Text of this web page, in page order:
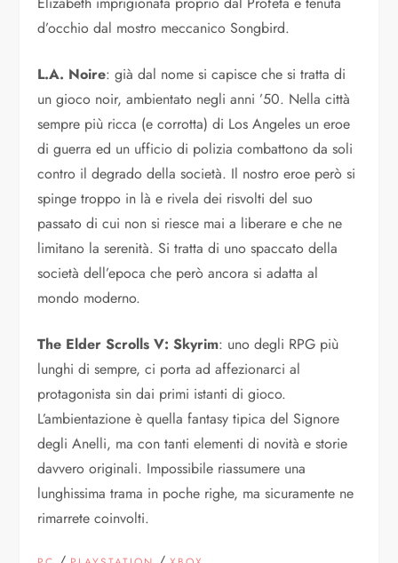
d’occhio dal mostro meccanico Songbird.
L.A. Noire: già dal nome si capisce che si tratta di
un gioco noir, ambientato negli anni ’50. Nella città
sempre più ricca (e corrotta) di Los Angeles un eroe
di guerra ed un ufficio di polizia combattono da soli
contro il degrado della società. Il nostro eroe però si
spinge troppo in là e rivela dei risvolti del suo
passato di cui non si riesce mai a liberare e che ne
limitano la serenità. Si tratta di uno spaccato della
società dell’epoca che però ancora si adatta al
mondo moderno.
The Elder Scrolls V: Skyrim: uno degli RPG più
lunghi di sempre, ci porta ad affezionarci al
protagonista sin dai primi istanti di gioco.
L’ambientazione è quella fantasy tipica del Signore
degli Anelli, ma con tanti elementi di novità e storie
davvero originali. Impossibile riassumere una
lunghissima trama in poche righe, ma sicuramente ne
rimarrete coinvolti.